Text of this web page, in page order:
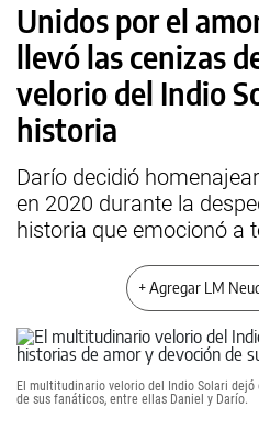
Unidos por el
llevó las cenizas
velorio del Indio
historia
Darío decidió
en 2020 durante la
historia que emocionó a
+ Agregar LM
El multitudinario velorio del Indio Solari
de sus fanáticos, entre ellas Daniel y Darío.